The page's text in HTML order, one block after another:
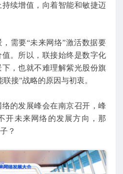
续增值，向着智能和敏捷迈
需要“未来网络”激活数据要
。所以，联接始终是数字化
，也就不难理解紫光股份旗
接”战略的原因与初衷。
的发展峰会在南京召开，峰
开未来网络的发展方向，那
？